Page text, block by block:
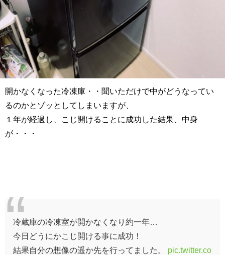
開かなくなった冷凍庫・・聞いただけで中がどうなってい
るのかとゾッとしてしまいますが、
１年が経過し、こじ開けることに成功した結果、中身
が・・・
冷蔵庫の冷凍室が開かなくなり約一年…
今日どうにかこじ開ける事に成功！
結果自分の想像の遥か先を行ってました。 pic.twitter.co